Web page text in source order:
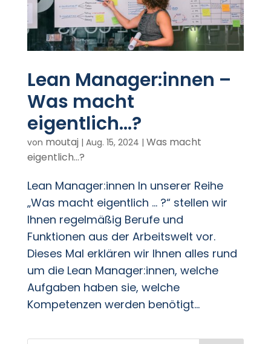
Lean Manager:innen –
Was macht
eigentlich…?
von moutaj| Aug. 15, 2024 | Was macht
eigentlich...?
Lean Manager:innen In unserer Reihe
„Was macht eigentlich … ?“ stellen wir
Ihnen regelmäßig Berufe und
Funktionen aus der Arbeitswelt vor.
Dieses Mal erklären wir Ihnen alles rund
um die Lean Manager:innen, welche
Aufgaben haben sie, welche
Kompetenzen werden benötigt...